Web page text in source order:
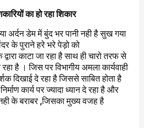
का हो रहा शिकार
अर्दन डेम में बुंद भर पानी नही है सुख गया
के पुराने हरे भरे पेड़ो को
काटा जा रहा है साथ ही चारो तरफ से
है । जिस पर विभागीय अमला कार्यवाही
दिखाई दे रहा है जिससे साबित होता है
कार्य पर ज्यादा ध्यान दे रहा है और
के बराबर ,जिसका मुख्य वजह है